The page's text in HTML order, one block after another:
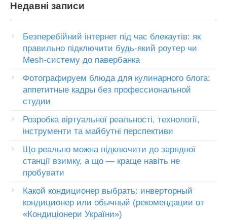
Недавні записи
Безперебійний інтернет під час блекаутів: як
правильно підключити будь-який роутер чи
Mesh-систему до павербанка
Фотографируем блюда для кулинарного блога:
аппетитные кадры без профессиональной
студии
Розробка віртуальної реальності, технології,
інструменти та майбутні перспективи
Що реально можна підключити до зарядної
станції взимку, а що — краще навіть не
пробувати
Какой кондиционер выбрать: инверторный
кондиционер или обычный (рекомендации от
«Кондиціонери України»)